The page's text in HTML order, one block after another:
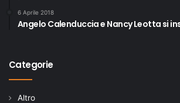
6 Aprile 2018
Angelo Calenduccia e Nancy Leotta si
Categorie
Altro